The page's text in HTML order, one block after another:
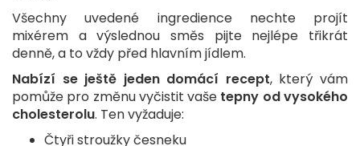
Všechny uvedené ingredience nechte projít
mixérem a výslednou směs pijte nejlépe třikrát
denně, a to vždy před hlavním jídlem.
Nabízí se ještě jeden domácí recept, který vám
pomůže pro změnu vyčistit vaše tepny od vysokého
cholesterolu. Ten vyžaduje:
Čtyři stroužky česneku